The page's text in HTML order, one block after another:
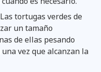
tortugas verdes de
un tamaño
de ellas pesando
vez que alcanzan la